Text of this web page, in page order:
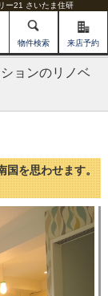
ー21 さいたま住研
物件検索 来店予約
ョンのリノベ
国を思わせます。